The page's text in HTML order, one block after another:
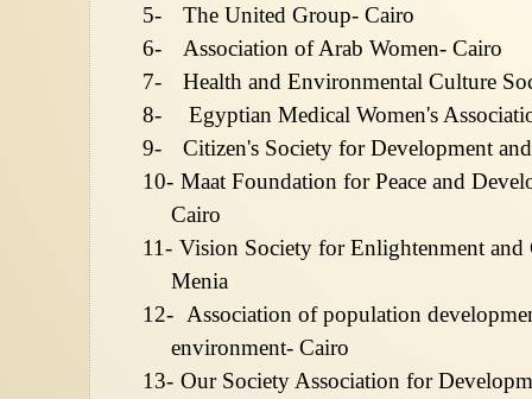
5-
The United Group- Cairo
6-
Association of Arab Women- Cairo
7-
Health and Environmental Culture
8-
Egyptian Medical Women's
9-
Citizen's Society for Development
10- Maat Foundation for Peace and
Cairo
11- Vision Society for Enlightenment
Menia
12- Association of population
environment- Cairo
13- Our Society Association for